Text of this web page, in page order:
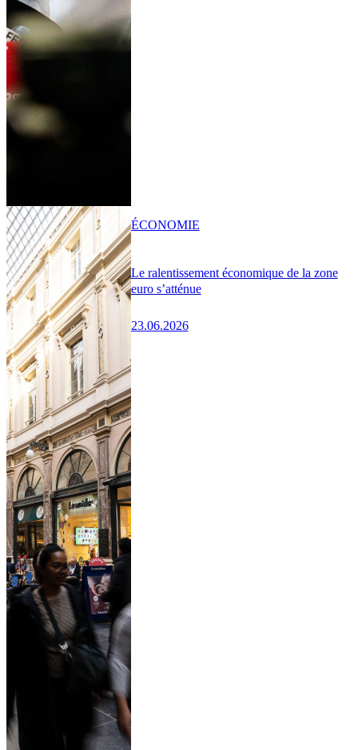
Le ralentissement économique de la zone
euro s’atténue
23.06.2026
ÉCONOMIE